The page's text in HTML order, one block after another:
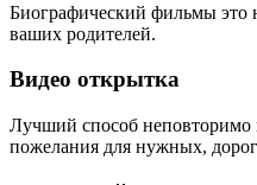
Биографический фильмы это
ваших родителей.
Видео открытка
Лучший способ неповторимо
пожелания для нужных,